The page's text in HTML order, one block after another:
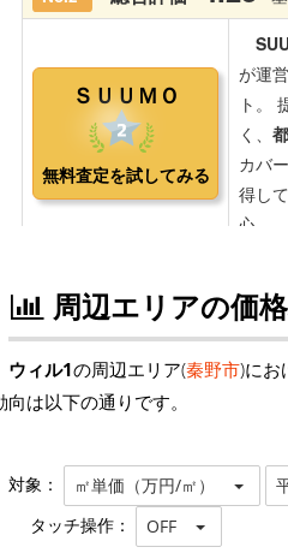
周辺エリアの価
ウィル1の周辺エリア(秦野市)にお
向は以下の通りです。
対象： ㎡単価（万円/㎡）
タッチ操作： OFF